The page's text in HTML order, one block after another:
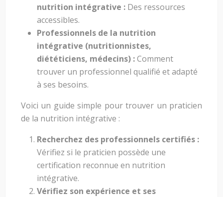
nutrition intégrative : Des ressources
accessibles.
Professionnels de la nutrition
intégrative (nutritionnistes,
diététiciens, médecins) :Comment
trouver un professionnel qualifié et adapté
à ses besoins.
Voici un guide simple pour trouver un praticien
de la nutrition intégrative :
Recherchez des professionnels certifiés :
Vérifiez si le praticien possède une
certification reconnue en nutrition
intégrative.
Vérifiez son expérience et ses